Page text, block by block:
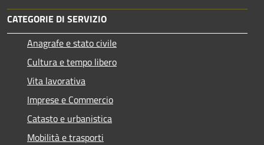
CATEGORIE DI SERVIZIO
Anagrafe e stato civile
Cultura e tempo libero
Vita lavorativa
Imprese e Commercio
Catasto e urbanistica
Mobilità e trasporti